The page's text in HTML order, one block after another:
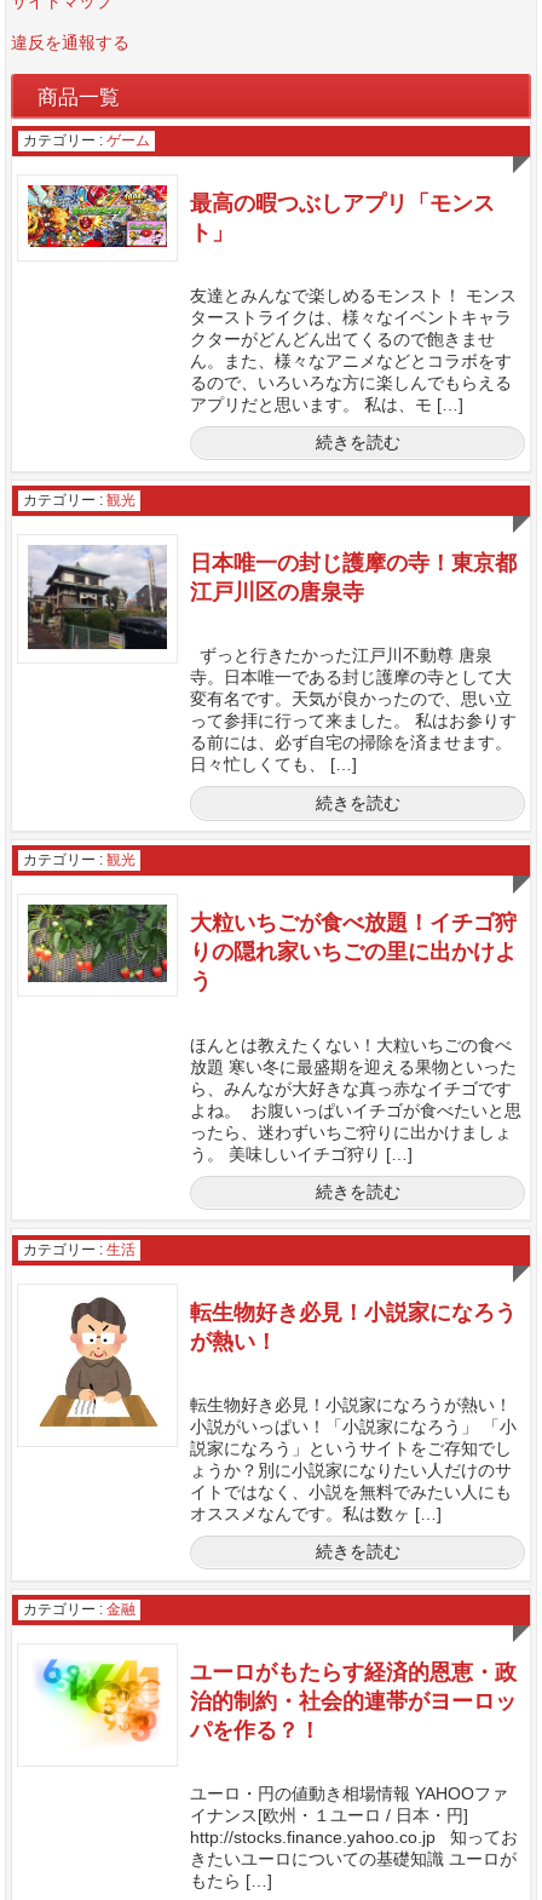
違反を通報する
商品一覧
カテゴリー : ゲーム
最高の暇つぶしアプリ「モンス
ト」
友達とみんなで楽しめるモンスト！ モンス
ターストライクは、様々なイベントキャラ
クターがどんどん出てくるので飽きませ
ん。また、様々なアニメなどとコラボをす
るので、いろいろな方に楽しんでもらえる
アプリだと思います。 私は、モ […]
続きを読む
カテゴリー : 観光
日本唯一の封じ護摩の寺！東京都
江戸川区の唐泉寺
ずっと行きたかった江戸川不動尊 唐泉
寺。日本唯一である封じ護摩の寺として大
変有名です。天気が良かったので、思い立
って参拝に行って来ました。 私はお参りす
る前には、必ず自宅の掃除を済ませます。
日々忙しくても、 […]
続きを読む
カテゴリー : 観光
大粒いちごが食べ放題！イチゴ狩
りの隠れ家いちごの里に出かけよ
う
ほんとは教えたくない！大粒いちごの食べ
放題 寒い冬に最盛期を迎える果物といった
ら、みんなが大好きな真っ赤なイチゴです
よね。 お腹いっぱいイチゴが食べたいと思
ったら、迷わずいちご狩りに出かけましょ
う。 美味しいイチゴ狩り […]
続きを読む
カテゴリー : 生活
転生物好き必見！小説家になろう
が熱い！
転生物好き必見！小説家になろうが熱い！
小説がいっぱい！「小説家になろう」 「小
説家になろう」というサイトをご存知でし
ょうか？別に小説家になりたい人だけのサ
イトではなく、小説を無料でみたい人にも
オススメなんです。私は数ヶ […]
続きを読む
カテゴリー : 金融
ユーロがもたらす経済的恩恵・政
治的制約・社会的連帯がヨーロッ
パを作る？！
ユーロ・円の値動き相場情報 YAHOOファ
イナンス[欧州・１ユーロ / 日本・円]
http://stocks.finance.yahoo.co.jp 知ってお
きたいユーロについての基礎知識 ユーロが
もたら […]